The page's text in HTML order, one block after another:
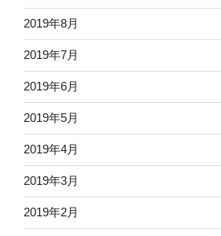
2019年8月
2019年7月
2019年6月
2019年5月
2019年4月
2019年3月
2019年2月